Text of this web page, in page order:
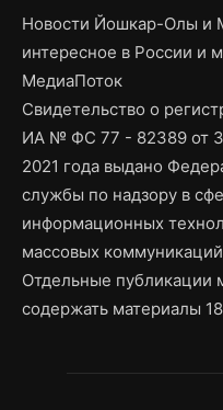
Новости Йошкар-Олы и
интересное в России и
МедиаПоток
Свидетельство о
ИА № ФС 77 - 82389 от
2021 года выдано
службы по надзору в
информационных
массовых коммуникаций
Отдельные публикации
содержать материалы